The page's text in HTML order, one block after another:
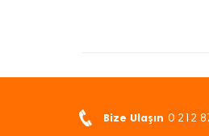
Bize Ulaşın 0 212